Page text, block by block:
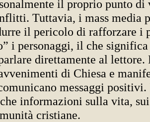
il proprio punto di
Tuttavia, i mass media
il pericolo di rafforzare i
i personaggi, il che
direttamente al lettore.
di Chiesa e
messaggi
informazioni sulla vita,
cristiane.